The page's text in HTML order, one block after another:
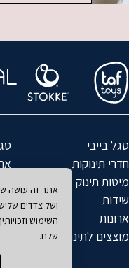
ושל צדדים
השימוש
שלנו.
סגל בייבי
חדרי תינוקות
מיטות תינוק
שידות
ארונות
מוצצים לתינוקות